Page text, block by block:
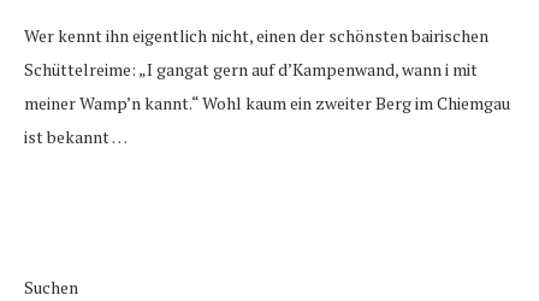
Wer kennt ihn eigentlich nicht, einen der schönsten bairischen
Schüttelreime: „I gangat gern auf d’Kampenwand, wann i mit
meiner Wamp’n kannt.“ Wohl kaum ein zweiter Berg im Chiemgau
ist bekannt …
Suchen